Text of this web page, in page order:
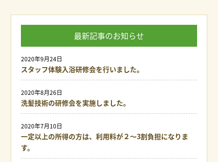
最新記事のお知らせ
スタッフ体験入浴研修会を行いました。
2020年9月24日
洗髪技術の研修会を実施しました。
2020年8月26日
一定以上の所得の方は、利用料が２～3割負担になりま
す。
2020年7月10日